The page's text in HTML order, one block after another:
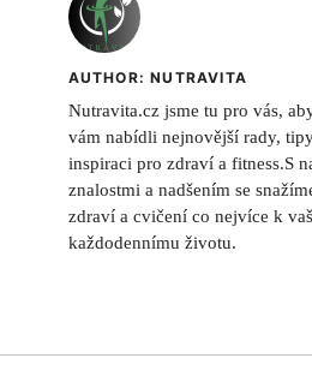
AUTHOR: NUTRAVITA
Nutravita.cz jsme tu pro vás,
vám nabídli nejnovější rady,
inspiraci pro zdraví a fitness.S
znalostmi a nadšením se
zdraví a cvičení co nejvíce k
každodennímu životu.